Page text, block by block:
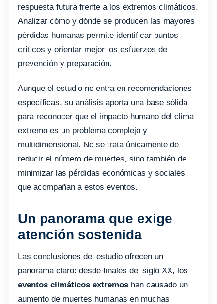
respuesta futura frente a los extremos climáticos.
Analizar cómo y dónde se producen las mayores
pérdidas humanas permite identificar puntos
críticos y orientar mejor los esfuerzos de
prevención y preparación.
Aunque el estudio no entra en recomendaciones
específicas, su análisis aporta una base sólida
para reconocer que el impacto humano del clima
extremo es un problema complejo y
multidimensional. No se trata únicamente de
reducir el número de muertes, sino también de
minimizar las pérdidas económicas y sociales
que acompañan a estos eventos.
Un panorama que exige
atención sostenida
Las conclusiones del estudio ofrecen un
panorama claro: desde finales del siglo XX, los
eventos climáticos extremos han causado un
aumento de muertes humanas en muchas